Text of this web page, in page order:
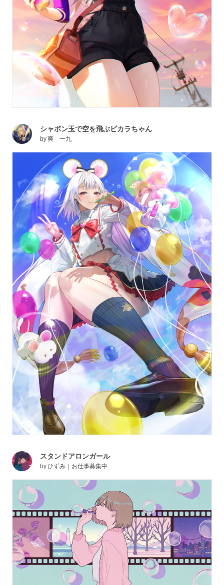
シャボン玉で空を飛ぶビカラちゃん
by爽 一九
スタンドアロンガール
byひずみ｜お仕事募集中